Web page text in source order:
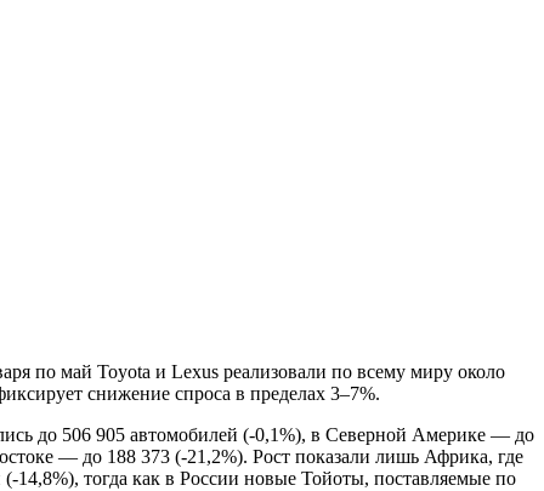
по май Toyota и Lexus реализовали по всему миру около
снижение спроса в пределах 3–7%.
до 506 905 автомобилей (-0,1%), в Северной Америке — до
— до 188 373 (-21,2%). Рост показали лишь Африка, где
тогда как в России новые Тойоты, поставляемые по